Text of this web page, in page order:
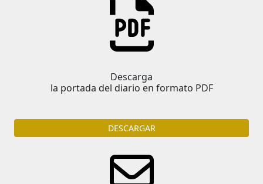
Descarga
la portada del diario en formato PDF
DESCARGAR